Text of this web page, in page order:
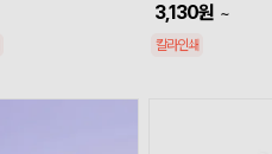
3,130원 ~
칼라인쇄